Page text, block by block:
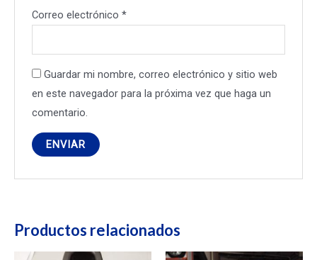
Correo electrónico*
Guardar mi nombre, correo electrónico y sitio web
en este navegador para la próxima vez que haga un
comentario.
Productos relacionados